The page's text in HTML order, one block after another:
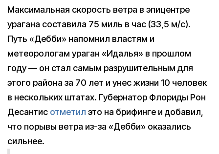
Максимальная скорость ветра в эпицентре
урагана составила 75 миль в час (33,5 м/с).
Путь «Дебби» напомнил властям и
метеорологам ураган «Идалья» в прошлом
году — он стал самым разрушительным для
этого района за 70 лет и унес жизни 10 человек
в нескольких штатах. Губернатор Флориды Рон
Десантис отметил это на брифинге и добавил,
что порывы ветра из-за «Дебби» оказались
сильнее.